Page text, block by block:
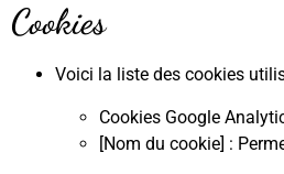
Cookies
Voici la liste des cookies
Cookies Google
[Nom du cookie] :